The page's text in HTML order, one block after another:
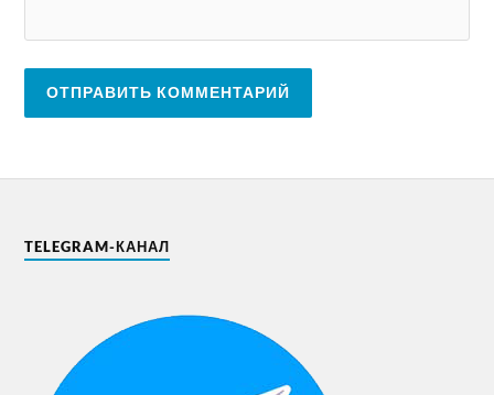
TELEGRAM-КАНАЛ